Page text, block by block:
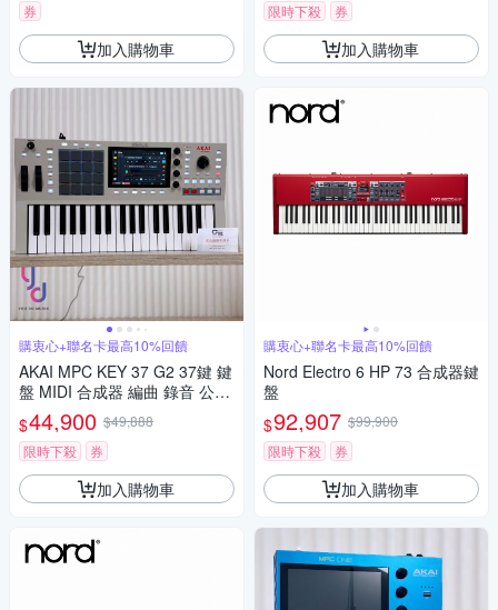
券
加入購物車
購衷心+聯名卡最高10%回饋
AKAI MPC KEY 37 G2 37鍵 鍵
盤 MIDI 合成器 編曲 錄音 公司
$44,900 $49,888
限時下殺
券
加入購物車
限時下殺
券
加入購物車
購衷心+聯名卡最高10%回饋
Nord Electro 6 HP 73 合成器鍵
盤
$92,907 $99,900
限時下殺
券
加入購物車